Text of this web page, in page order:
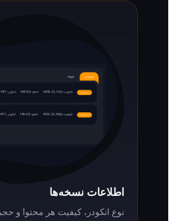
اطلاعات نسخه‌ها
نوع انکودر، کیفیت هر محتوا و حجم فایل آن را